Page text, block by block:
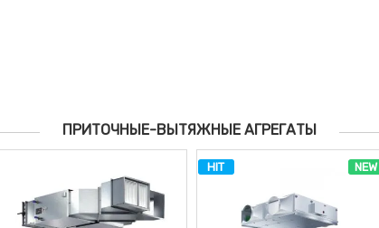
ПРИТОЧНЫЕ-ВЫТЯЖНЫЕ АГРЕГАТЫ
NEW
HIT